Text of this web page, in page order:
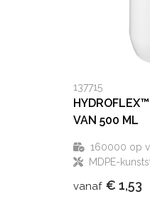
137715
VAN 500 ML
160000 op
MDPE-
vanaf € 1,53